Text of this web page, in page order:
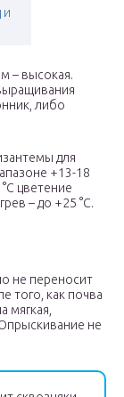
и
– высокая.
либо
для
+13-18
цветение
– до +25 °С.
не переносит
того, как почва
мягкая,
не